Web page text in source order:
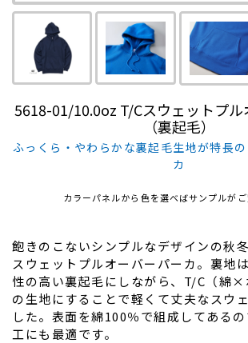
5618-01/10.0oz T/Cスウェットプル
（裏起毛）
ふっくら・やわらかな裏起毛生地が特長
カ
カラーパネルから色を選べばサンプルが
飽きのこないシンプルなデザインの秋
スウェットプルオーバーパーカ。裏地
性の高い裏起毛にしながら、T/C（綿×
の生地にすることで軽くて丈夫なスウ
した。表面を綿100％で組成してある
工にも最適です。